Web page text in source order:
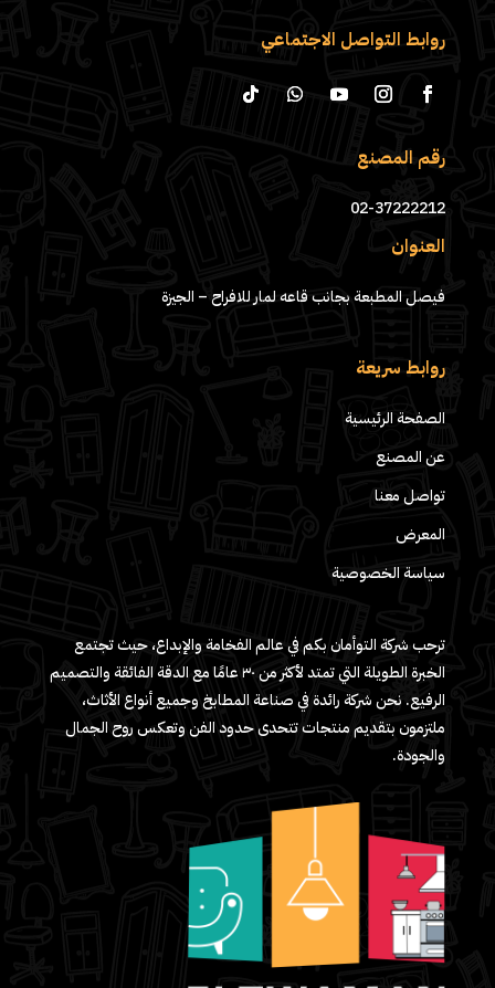
روابط التواصل الاجتماعي
رقم المصنع
02-37222212
العنوان
فيصل المطبعة بجانب قاعه لمار للافراح – الجيزة
روابط سريعة
الصفحة الرئيسية
عن المصنع
تواصل معنا
المعرض
سياسة الخصوصية
ترحب شركة التوأمان بكم في عالم الفخامة والإبداع، حيث تجتمع
الخبرة الطويلة التي تمتد لأكثر من ٣٠ عامًا مع الدقة الفائقة والتصميم
الرفيع. نحن شركة رائدة في صناعة المطابخ وجميع أنواع الأثاث،
ملتزمون بتقديم منتجات تتحدى حدود الفن وتعكس روح الجمال
والجودة.